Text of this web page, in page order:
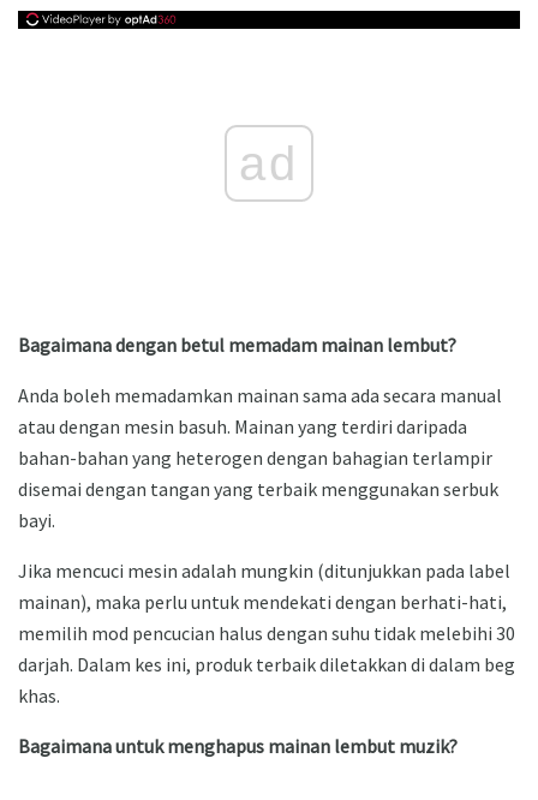
ad
Bagaimana dengan betul memadam mainan lembut?
Anda boleh memadamkan mainan sama ada secara manual
atau dengan mesin basuh. Mainan yang terdiri daripada
bahan-bahan yang heterogen dengan bahagian terlampir
disemai dengan tangan yang terbaik menggunakan serbuk
bayi.
Jika mencuci mesin adalah mungkin (ditunjukkan pada label
mainan), maka perlu untuk mendekati dengan berhati-hati,
memilih mod pencucian halus dengan suhu tidak melebihi 30
darjah. Dalam kes ini, produk terbaik diletakkan di dalam beg
khas.
Bagaimana untuk menghapus mainan lembut muzik?